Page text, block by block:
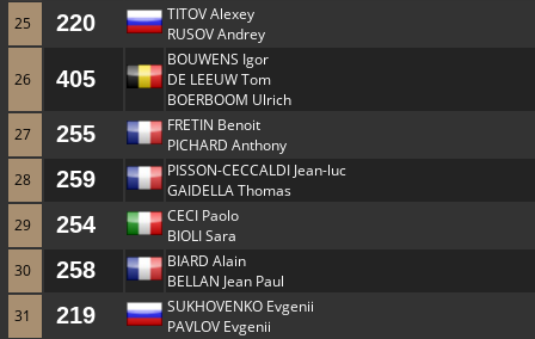
25
220
TITOV Alexey
RUSOV Andrey
26 405
BOUWENS Igor
DE LEEUW Tom
BOERBOOM Ulrich
27
255
FRETIN Benoit
PICHARD Anthony
28
259
PISSON-CECCALDI Jean-luc
GAIDELLA Thomas
29
254
CECI Paolo
BIOLI Sara
30
258
BIARD Alain
BELLAN Jean Paul
31
219
SUKHOVENKO Evgenii
PAVLOV Evgenii